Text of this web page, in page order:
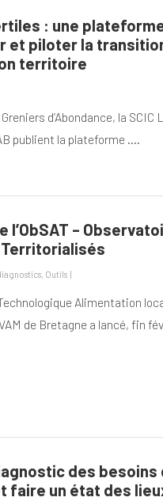
: une
et piloter la
territoire
d’Abondance, la
publient la plateforme .…
l’ObSAT –
, Outils
Alimentation
de Bretagne a lancé, fin
des
faire un état des